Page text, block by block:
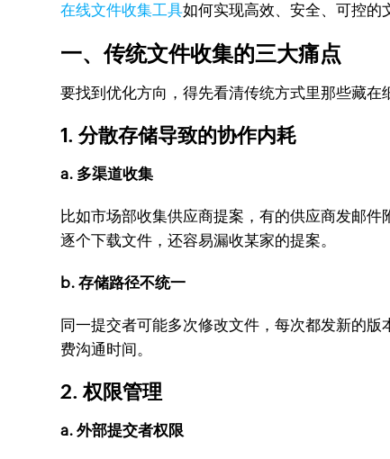
在线文件收集工具如何实现高效、安全、可控的
一、传统文件收集的三大痛点
要找到优化方向，得先看清传统方式里那些藏在
1. 分散存储导致的协作内耗
a. 多渠道收集
比如市场部收集供应商提案，有的供应商发邮
逐个下载文件，还容易漏收某家的提案。
b. 存储路径不统一
同一提交者可能多次修改文件，每次都发新的
费沟通时间。
2. 权限管理
a. 外部提交者权限